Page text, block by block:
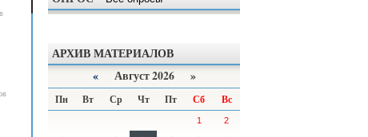
АРХИВ МАТЕРИАЛОВ
«Август 2026 »
Пн Вт Ср Чт Пт Сб Вс
1 2